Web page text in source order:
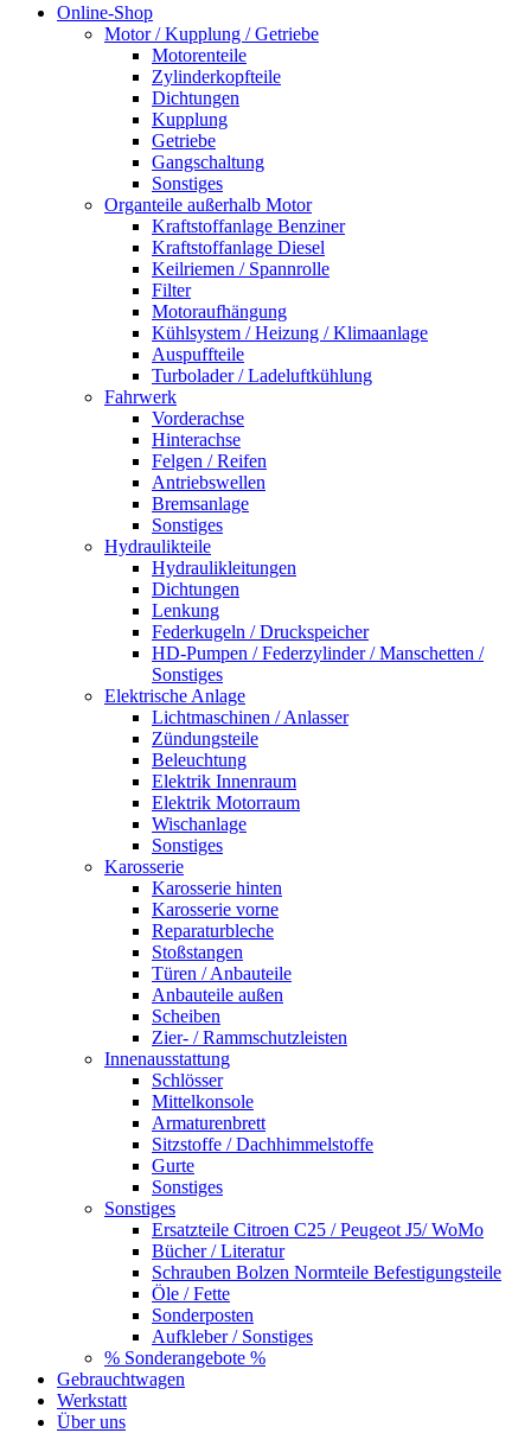
Online-Shop
Motor / Kupplung / Getriebe
Motorenteile
Zylinderkopfteile
Dichtungen
Kupplung
Getriebe
Gangschaltung
Sonstiges
Organteile außerhalb Motor
Kraftstoffanlage Benziner
Kraftstoffanlage Diesel
Keilriemen / Spannrolle
Filter
Motoraufhängung
Kühlsystem / Heizung / Klimaanlage
Auspuffteile
Turbolader / Ladeluftkühlung
Fahrwerk
Vorderachse
Hinterachse
Felgen / Reifen
Antriebswellen
Bremsanlage
Sonstiges
Hydraulikteile
Hydraulikleitungen
Dichtungen
Lenkung
Federkugeln / Druckspeicher
HD-Pumpen / Federzylinder / Manschetten /
Sonstiges
Elektrische Anlage
Lichtmaschinen / Anlasser
Zündungsteile
Beleuchtung
Elektrik Innenraum
Elektrik Motorraum
Wischanlage
Sonstiges
Karosserie
Karosserie hinten
Karosserie vorne
Reparaturbleche
Stoßstangen
Türen / Anbauteile
Anbauteile außen
Scheiben
Zier- / Rammschutzleisten
Innenausstattung
Schlösser
Mittelkonsole
Armaturenbrett
Sitzstoffe / Dachhimmelstoffe
Gurte
Sonstiges
Sonstiges
Ersatzteile Citroen C25 / Peugeot J5/ WoMo
Bücher / Literatur
Schrauben Bolzen Normteile Befestigungsteile
Öle / Fette
Sonderposten
Aufkleber / Sonstiges
% Sonderangebote %
Gebrauchtwagen
Werkstatt
Über uns